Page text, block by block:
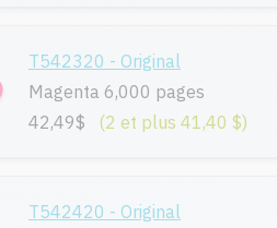
T542320 - Original
Magenta 6,000 pages
42,49$
(2 et plus 41,40 $)
T542420 - Original